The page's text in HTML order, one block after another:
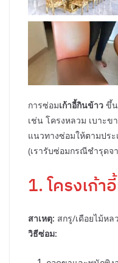
การซ่อมเก้าอี้กินข้าว ขึ้
เช่น โครงหลวม เบาะ
แนวทางซ่อมให้ตามปร
(เรารับซ่อมกรณีชำรุดจ
1. โครงเก้า
สาเหตุ: สกรู/เดือยไม้หล
วิธีซ่อม: